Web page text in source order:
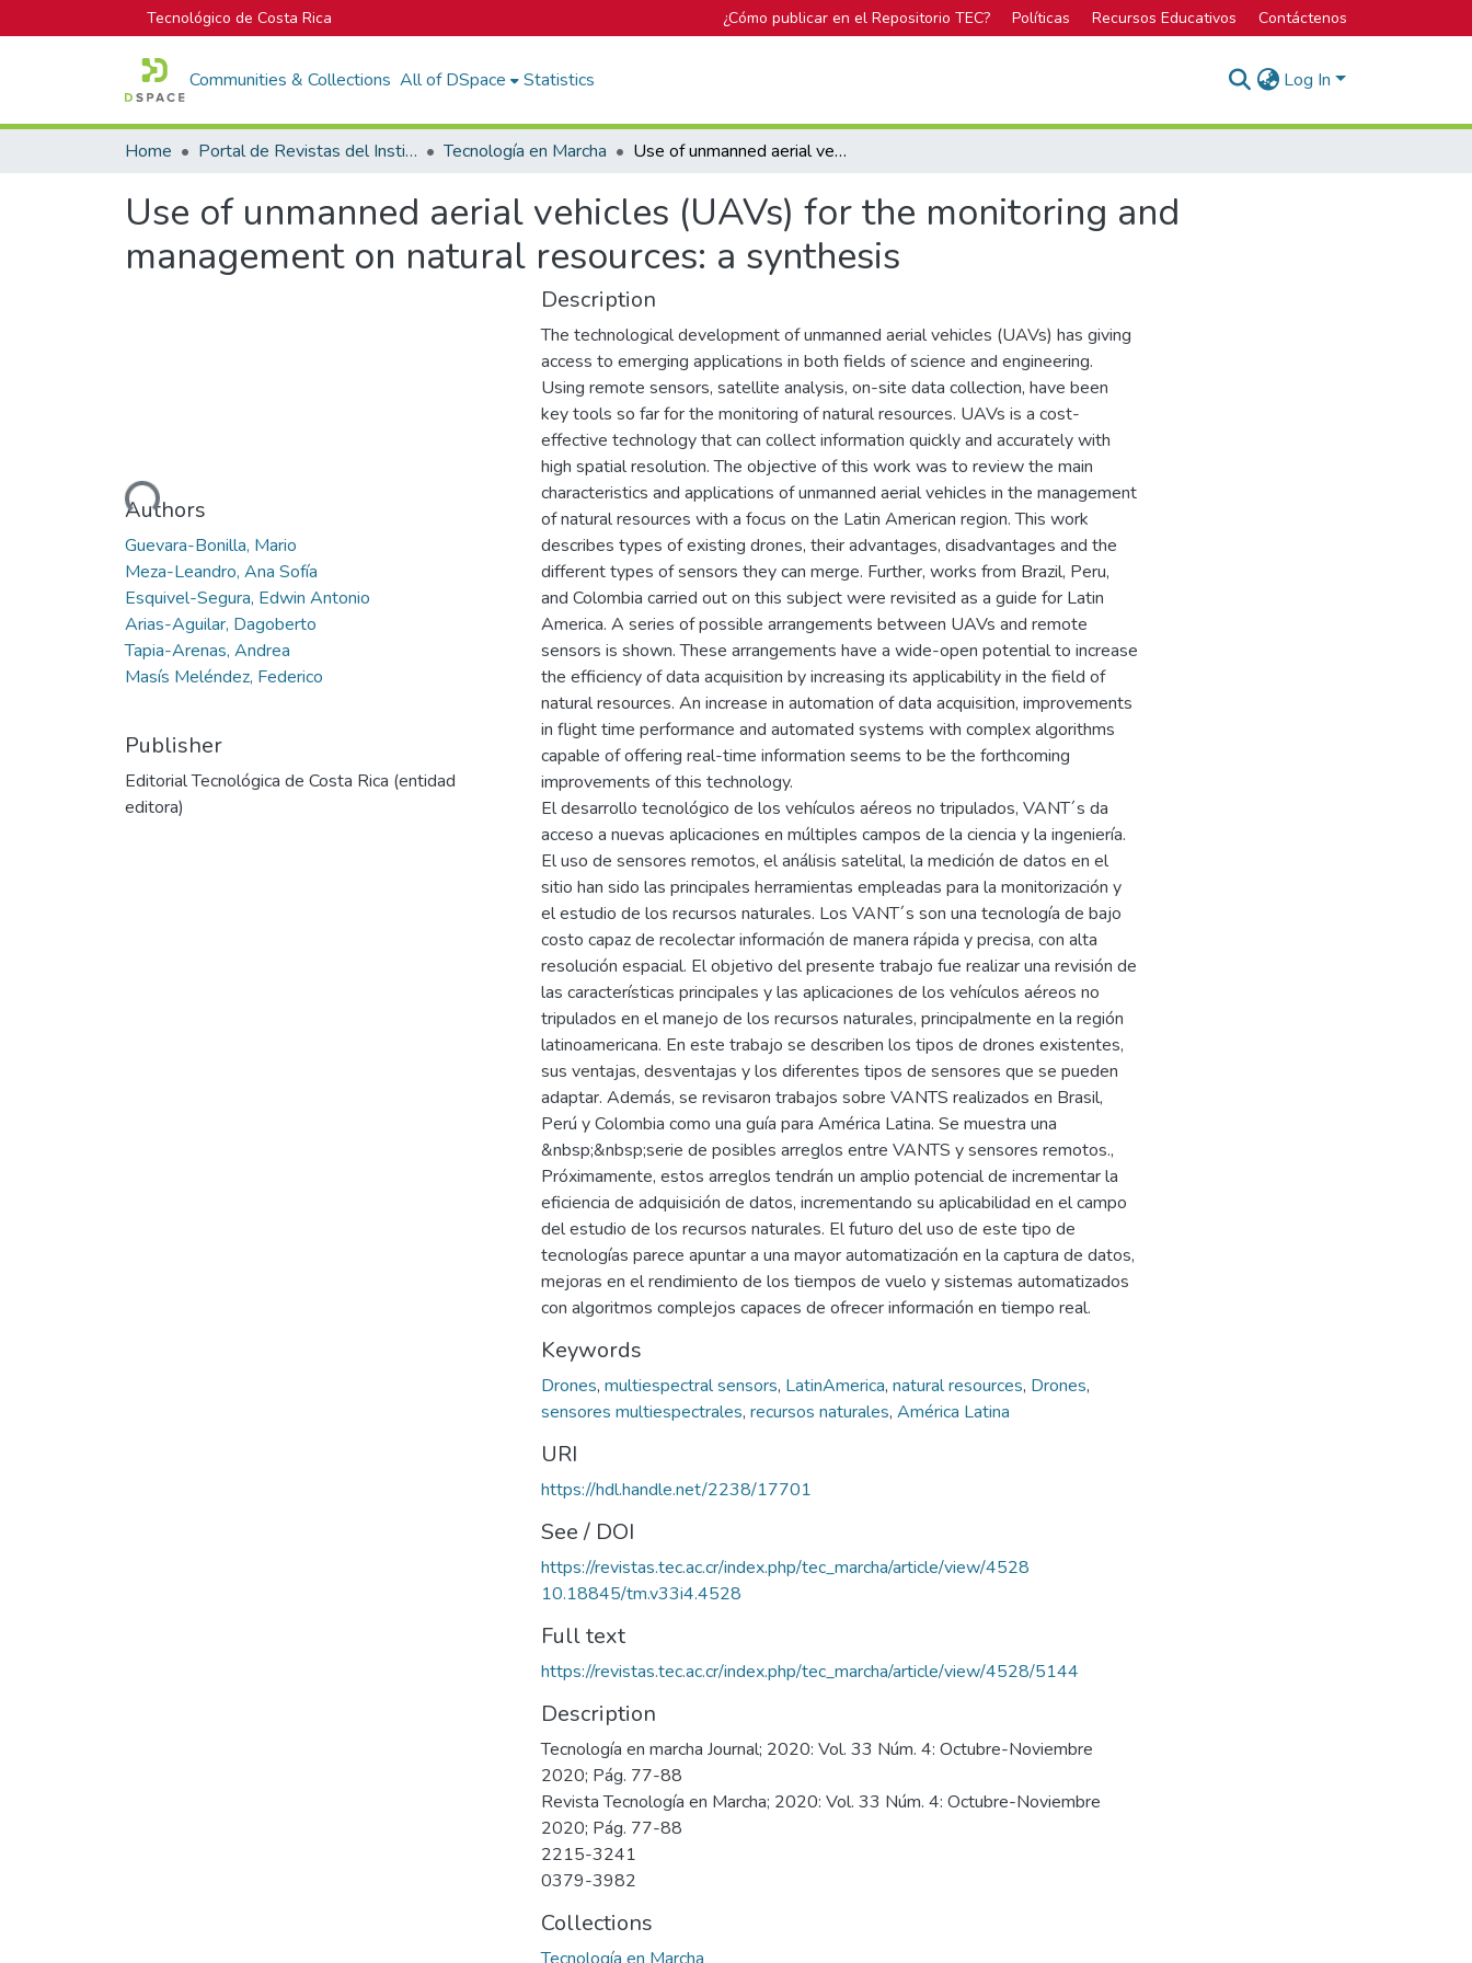
Tecnológico de Costa Rica ¿Cómo publicar en el Repositorio TEC? Políticas Recursos Educativos Contáctenos
Communities & Collections All of DSpace Statistics Log In
Home Portal de Revistas del Instituto Tecnológico de Costa Rica Tecnología en Marcha Use of unmanned aerial vehicles (UAVs) for the monitoring and management on natural resources: a synthesis
Use of unmanned aerial vehicles (UAVs) for the monitoring and
management on natural resources: a synthesis
Loading...
Authors
Guevara-Bonilla, Mario
Meza-Leandro, Ana Sofía
Esquivel-Segura, Edwin Antonio
Arias-Aguilar, Dagoberto
Tapia-Arenas, Andrea
Masís Meléndez, Federico
Publisher
Editorial Tecnológica de Costa Rica (entidad
editora)
Description
The technological development of unmanned aerial vehicles (UAVs) has giving
access to emerging applications in both fields of science and engineering.
Using remote sensors, satellite analysis, on-site data collection, have been
key tools so far for the monitoring of natural resources. UAVs is a cost-
effective technology that can collect information quickly and accurately with
high spatial resolution. The objective of this work was to review the main
characteristics and applications of unmanned aerial vehicles in the management
of natural resources with a focus on the Latin American region. This work
describes types of existing drones, their advantages, disadvantages and the
different types of sensors they can merge. Further, works from Brazil, Peru,
and Colombia carried out on this subject were revisited as a guide for Latin
America. A series of possible arrangements between UAVs and remote
sensors is shown. These arrangements have a wide-open potential to increase
the efficiency of data acquisition by increasing its applicability in the field of
natural resources. An increase in automation of data acquisition, improvements
in flight time performance and automated systems with complex algorithms
capable of offering real-time information seems to be the forthcoming
improvements of this technology.
El desarrollo tecnológico de los vehículos aéreos no tripulados, VANT´s da
acceso a nuevas aplicaciones en múltiples campos de la ciencia y la ingeniería.
El uso de sensores remotos, el análisis satelital, la medición de datos en el
sitio han sido las principales herramientas empleadas para la monitorización y
el estudio de los recursos naturales. Los VANT´s son una tecnología de bajo
costo capaz de recolectar información de manera rápida y precisa, con alta
resolución espacial. El objetivo del presente trabajo fue realizar una revisión de
las características principales y las aplicaciones de los vehículos aéreos no
tripulados en el manejo de los recursos naturales, principalmente en la región
latinoamericana. En este trabajo se describen los tipos de drones existentes,
sus ventajas, desventajas y los diferentes tipos de sensores que se pueden
adaptar. Además, se revisaron trabajos sobre VANTS realizados en Brasil,
Perú y Colombia como una guía para América Latina. Se muestra una
&nbsp;&nbsp;serie de posibles arreglos entre VANTS y sensores remotos.,
Próximamente, estos arreglos tendrán un amplio potencial de incrementar la
eficiencia de adquisición de datos, incrementando su aplicabilidad en el campo
del estudio de los recursos naturales. El futuro del uso de este tipo de
tecnologías parece apuntar a una mayor automatización en la captura de datos,
mejoras en el rendimiento de los tiempos de vuelo y sistemas automatizados
con algoritmos complejos capaces de ofrecer información en tiempo real.
Keywords
Drones, multiespectral sensors, LatinAmerica, natural resources, Drones,
sensores multiespectrales, recursos naturales, América Latina
URI
https://hdl.handle.net/2238/17701
See / DOI
https://revistas.tec.ac.cr/index.php/tec_marcha/article/view/4528
10.18845/tm.v33i4.4528
Full text
https://revistas.tec.ac.cr/index.php/tec_marcha/article/view/4528/5144
Description
Tecnología en marcha Journal; 2020: Vol. 33 Núm. 4: Octubre-Noviembre
2020; Pág. 77-88
Revista Tecnología en Marcha; 2020: Vol. 33 Núm. 4: Octubre-Noviembre
2020; Pág. 77-88
2215-3241
0379-3982
Collections